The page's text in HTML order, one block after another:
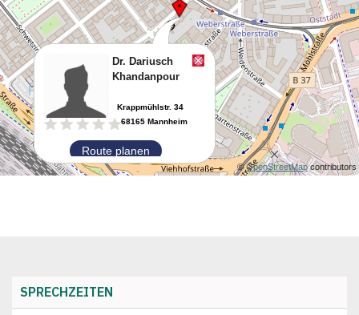
SPRECHZEITEN